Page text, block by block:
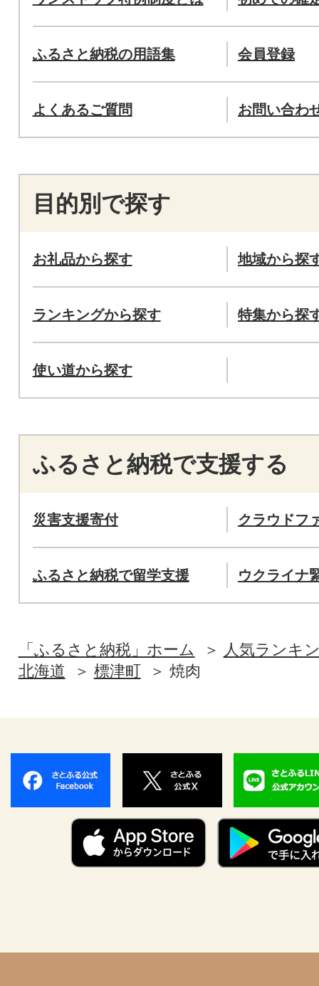
ふるさと納税の用語集 会員登録
よくあるご質問 お問い合わ
目的別で探す
お礼品から探す 地域から探
ランキングから探す 特集から探
使い道から探す
ふるさと納税で支援する
災害支援寄付 クラウドフ
ふるさと納税で留学支援 ウクライナ
「ふるさと納税」ホーム
人気ランキ
北海道
標津町 焼肉